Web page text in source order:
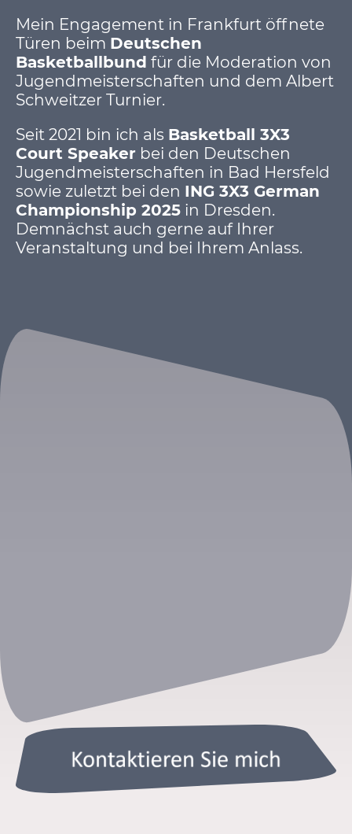
Mein Engagement in Frankfurt öffnete
Türen beim Deutschen
Basketballbund für die Moderation von
Jugendmeisterschaften und dem Albert
Schweitzer Turnier.
Seit 2021 bin ich als Basketball 3X3
Court Speaker bei den Deutschen
Jugendmeisterschaften in Bad Hersfeld
sowie zuletzt bei den ING 3X3 German
Championship 2025 in Dresden.
Demnächst auch gerne auf Ihrer
Veranstaltung und bei Ihrem Anlass.